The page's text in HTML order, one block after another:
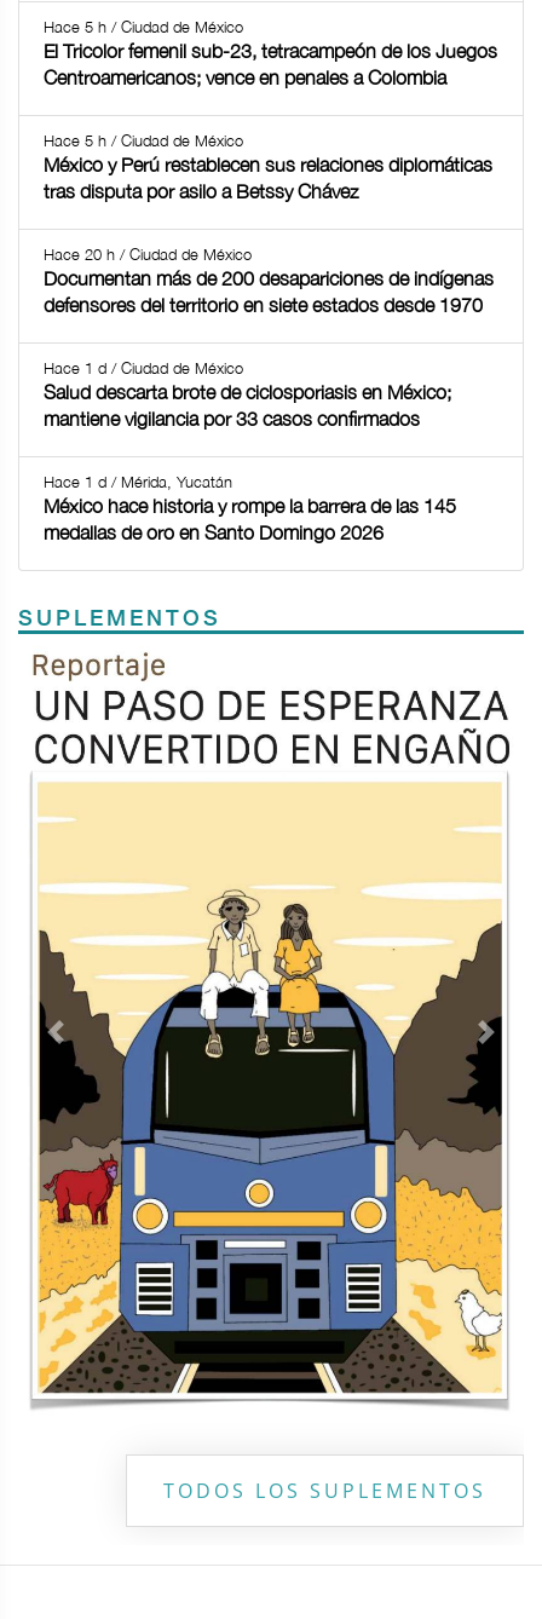
Hace 5 h / Ciudad de México
El Tricolor femenil sub-23, tetracampeón de los Juegos
Centroamericanos; vence en penales a Colombia
Hace 5 h / Ciudad de México
México y Perú restablecen sus relaciones diplomáticas
tras disputa por asilo a Betssy Chávez
Hace 20 h / Ciudad de México
Documentan más de 200 desapariciones de indígenas
defensores del territorio en siete estados desde 1970
Hace 1 d / Ciudad de México
Salud descarta brote de ciclosporiasis en México;
mantiene vigilancia por 33 casos confirmados
Hace 1 d / Mérida, Yucatán
México hace historia y rompe la barrera de las 145
medallas de oro en Santo Domingo 2026
SUPLEMENTOS
Previous Next
TODOS LOS SUPLEMENTOS